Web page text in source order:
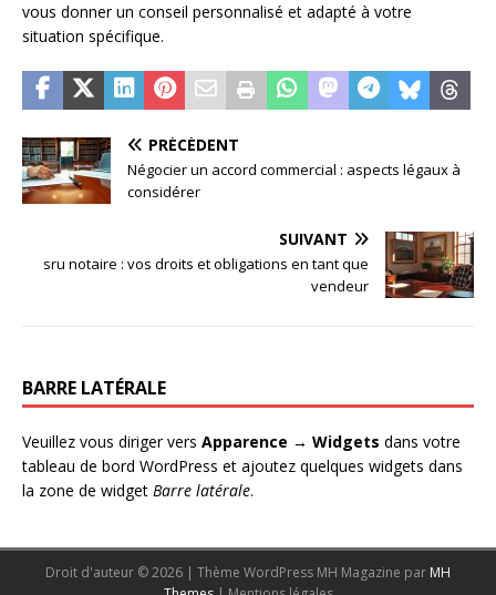
vous donner un conseil personnalisé et adapté à votre
situation spécifique.
PRÉCÉDENT
Négocier un accord commercial : aspects légaux à
considérer
SUIVANT
sru notaire : vos droits et obligations en tant que
vendeur
BARRE LATÉRALE
Veuillez vous diriger vers Apparence → Widgets dans votre
tableau de bord WordPress et ajoutez quelques widgets dans
la zone de widget Barre latérale.
Droit d'auteur © 2026 | Thème WordPress MH Magazine par MH